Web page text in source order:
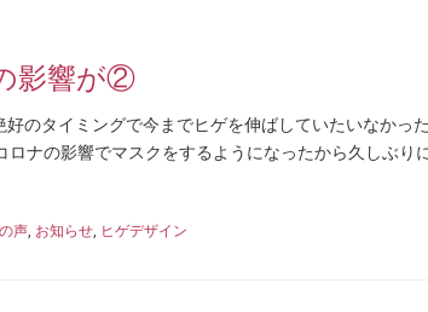
影響が②
のタイミングで今までヒゲを伸ばしていたいなかっ
ナの影響でマスクをするようになったから久しぶり
声, お知らせ, ヒゲデザイン